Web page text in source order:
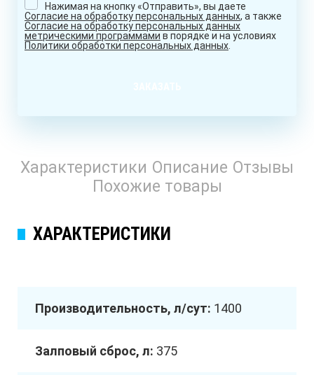
Нажимая на кнопку «Отправить», вы даете
Согласие на обработку персональных данных, а также
Согласие на обработку персональных данных
метрическими программами в порядке и на условиях
Политики обработки персональных данных.
Характеристики Описание Отзывы
Похожие товары
ХАРАКТЕРИСТИКИ
Производительность, л/сут: 1400
Залповый сброс, л: 375